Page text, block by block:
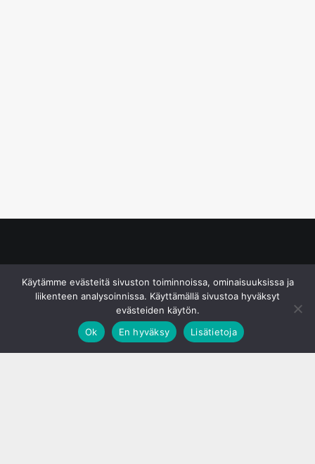
Käytämme evästeitä sivuston toiminnoissa, ominaisuuksissa ja
liikenteen analysoinnissa. Käyttämällä sivustoa hyväksyt
evästeiden käytön.
Ok
En hyväksy Lisätietoja